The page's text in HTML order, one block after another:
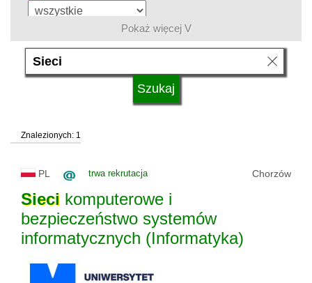
język
typ uczelni
Pokaż więcej V
Znalezionych: 1
PL trwa rekrutacja Chorzów
Sieci komputerowe i
bezpieczeństwo systemów
informatycznych (Informatyka)